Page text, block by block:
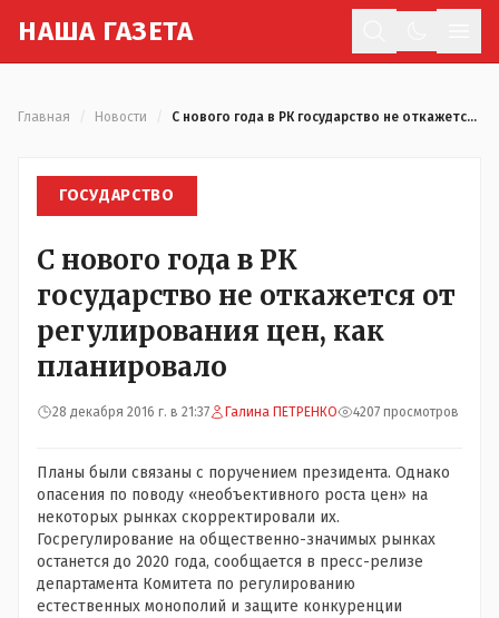
НАША ГАЗЕТА
Главная Новости С нового года в РК государство не откажется от регулирования цен, как планировало
ГОСУДАРСТВО
С нового года в РК
государство не откажется от
регулирования цен, как
планировало
28 декабря 2016 г. в 21:37 Галина ПЕТРЕНКО 4207 просмотров
Планы были связаны с поручением президента. Однако
опасения по поводу «необъективного роста цен» на
некоторых рынках скорректировали их.
Госрегулирование на общественно-значимых рынках
останется до 2020 года, сообщается в пресс-релизе
департамента Комитета по регулированию
естественных монополий и защите конкуренции